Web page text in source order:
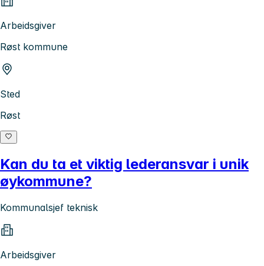
Arbeidsgiver
Røst kommune
Sted
Røst
Kan du ta et viktig lederansvar i unik
øykommune?
Kommunalsjef teknisk
Arbeidsgiver